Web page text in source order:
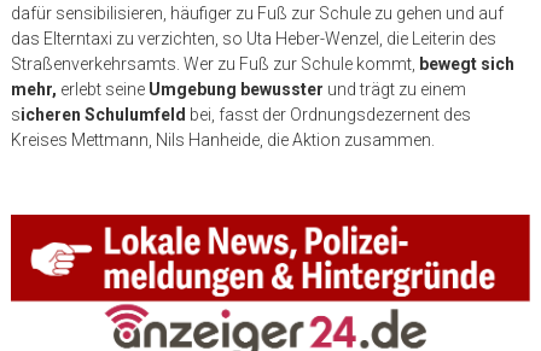
dafür sensibilisieren, häufiger zu Fuß zur Schule zu gehen und auf
das Elterntaxi zu verzichten, so Uta Heber-Wenzel, die Leiterin des
Straßenverkehrsamts. Wer zu Fuß zur Schule kommt, bewegt sich
mehr, erlebt seine Umgebung bewusster und trägt zu einem
sicheren Schulumfeld bei, fasst der Ordnungsdezernent des
Kreises Mettmann, Nils Hanheide, die Aktion zusammen.